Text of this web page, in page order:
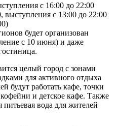
с 16:00 до 22:00
выступления с 13:00 до 22:00
будет организован
с 10 июня) и даже
целый город с зонами
для активного отдыха
будут работать кафе, точки
и детское кафе. Также
питьевая вода для жителей